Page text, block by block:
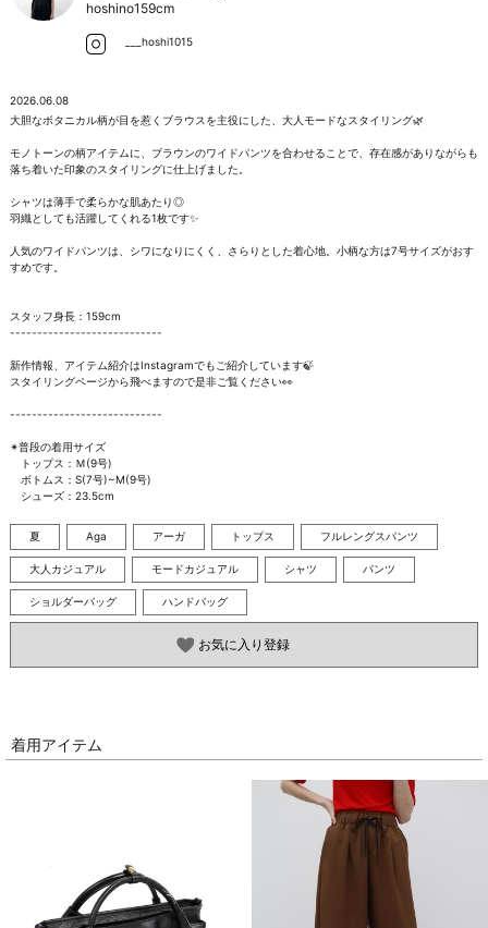
hoshino159cm
___hoshi1015
2026.06.08
大胆なボタニカル柄が目を惹くブラウスを主役にした、大人モードなスタイリング🌿
モノトーンの柄アイテムに、ブラウンのワイドパンツを合わせることで、存在感がありながらも
落ち着いた印象のスタイリングに仕上げました。
シャツは薄手で柔らかな肌あたり◎
羽織としても活躍してくれる1枚です✨
人気のワイドパンツは、シワになりにくく、さらりとした着心地。小柄な方は7号サイズがおす
すめです。
スタッフ身長：159cm
----------------------------
新作情報、アイテム紹介はInstagramでもご紹介しています🍃
スタイリングページから飛べますので是非ご覧ください👀
----------------------------
✴︎普段の着用サイズ
トップス：Ｍ(9号)
ボトムス：S(7号)~M(9号)
シューズ：23.5cm
夏 Aga アーガ トップス フルレングスパンツ
大人カジュアル モードカジュアル シャツ パンツ
ショルダーバッグ ハンドバッグ
お気に入り登録
着用アイテム